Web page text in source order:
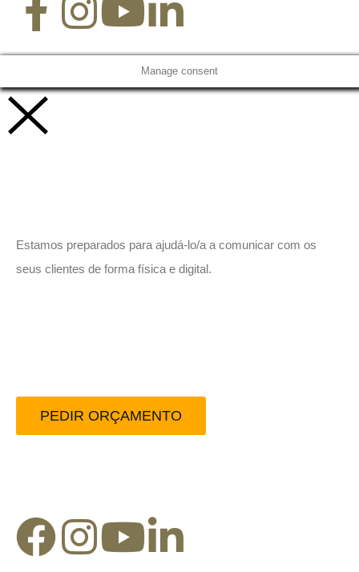
Manage consent
Estamos preparados para ajudá-lo/a a comunicar com os
seus clientes de forma física e digital.
PEDIR ORÇAMENTO